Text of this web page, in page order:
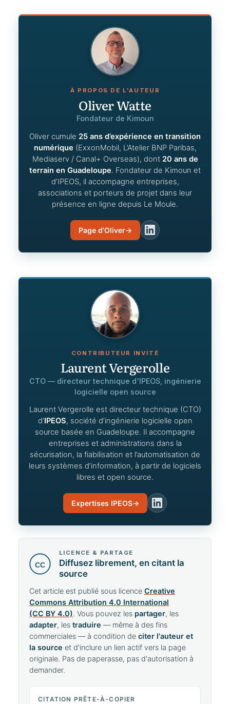
À PROPOS DE L'AUTEUR
Oliver Watte
Fondateur de Kimoun
Oliver cumule 25 ans d’expérience en transition
numérique (ExxonMobil, L’Atelier BNP Paribas,
Mediaserv / Canal+ Overseas), dont 20 ans de
terrain en Guadeloupe. Fondateur de Kimoun et
d’IPEOS, il accompagne entreprises,
associations et porteurs de projet dans leur
présence en ligne depuis Le Moule.
Page d'Oliver→
LinkedIn
CONTRIBUTEUR INVITÉ
Laurent Vergerolle
CTO — directeur technique d'IPEOS, ingénierie
logicielle open source
Laurent Vergerolle est directeur technique (CTO)
d’IPEOS, société d’ingénierie logicielle open
source basée en Guadeloupe. Il accompagne
entreprises et administrations dans la
sécurisation, la fiabilisation et l’automatisation de
leurs systèmes d’information, à partir de logiciels
libres et open source.
Expertises IPEOS→
LinkedIn
CC
LICENCE & PARTAGE
Diffusez librement, en citant la
source
Cet article est publié sous licence Creative
Commons Attribution 4.0 International
(CC BY 4.0). Vous pouvez les partager, les
adapter, les traduire — même à des fins
commerciales — à condition de citer l'auteur et
la source et d'inclure un lien actif vers la page
originale. Pas de paperasse, pas d'autorisation à
demander.
CITATION PRÊTE-À-COPIER